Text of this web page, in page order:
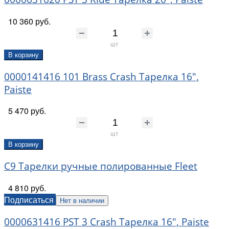
10 360 руб.
шт
В корзину
0000141416 101 Brass Crash Тарелка 16",
Paiste
5 470 руб.
шт
В корзину
C9 Тарелки ручные полированные Fleet
4 810 руб.
Подписаться
Нет в наличии
0000631416 PST 3 Crash Тарелка 16", Paiste